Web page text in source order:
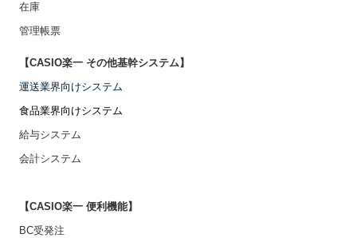
在庫
管理帳票
【CASIO楽一 その他基幹システム】
運送業界向けシステム
食品業界向けシステム
給与システム
会計システム
【CASIO楽一 便利機能】
BC受発注